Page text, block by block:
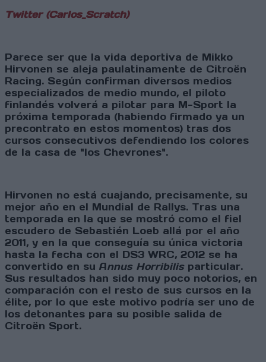
Twitter (Carlos_Scratch)
Parece ser que la vida deportiva de Mikko
Hirvonen se aleja paulatinamente de Citroën
Racing. Según confirman diversos medios
especializados de medio mundo, el piloto
finlandés volverá a pilotar para M-Sport la
próxima temporada (habiendo firmado ya un
precontrato en estos momentos) tras dos
cursos consecutivos defendiendo los colores
de la casa de "los Chevrones".
Hirvonen no está cuajando, precisamente, su
mejor año en el Mundial de Rallys. Tras una
temporada en la que se mostró como el fiel
escudero de Sebastién Loeb allá por el año
2011, y en la que conseguía su única victoria
hasta la fecha con el DS3 WRC, 2012 se ha
convertido en su Annus Horribilisparticular.
Sus resultados han sido muy poco notorios, en
comparación con el resto de sus cursos en la
élite, por lo que este motivo podría ser uno de
los detonantes para su posible salida de
Citroën Sport.